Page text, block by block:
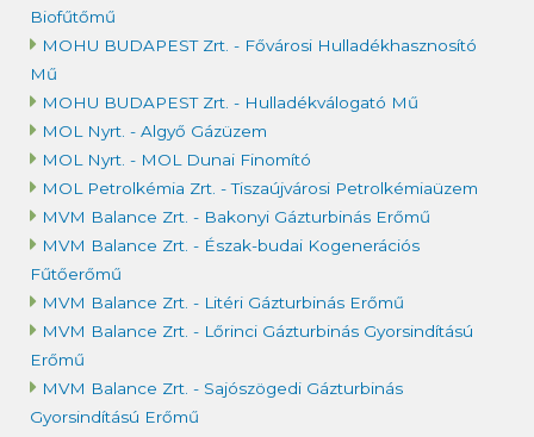
Biofűtőmű
MOHU BUDAPEST Zrt. - Fővárosi Hulladékhasznosító
Mű
MOHU BUDAPEST Zrt. - Hulladékválogató Mű
MOL Nyrt. - Algyő Gázüzem
MOL Nyrt. - MOL Dunai Finomító
MOL Petrolkémia Zrt. - Tiszaújvárosi Petrolkémiaüzem
MVM Balance Zrt. - Bakonyi Gázturbinás Erőmű
MVM Balance Zrt. - Észak-budai Kogenerációs
Fűtőerőmű
MVM Balance Zrt. - Litéri Gázturbinás Erőmű
MVM Balance Zrt. - Lőrinci Gázturbinás Gyorsindítású
Erőmű
MVM Balance Zrt. - Sajószögedi Gázturbinás
Gyorsindítású Erőmű